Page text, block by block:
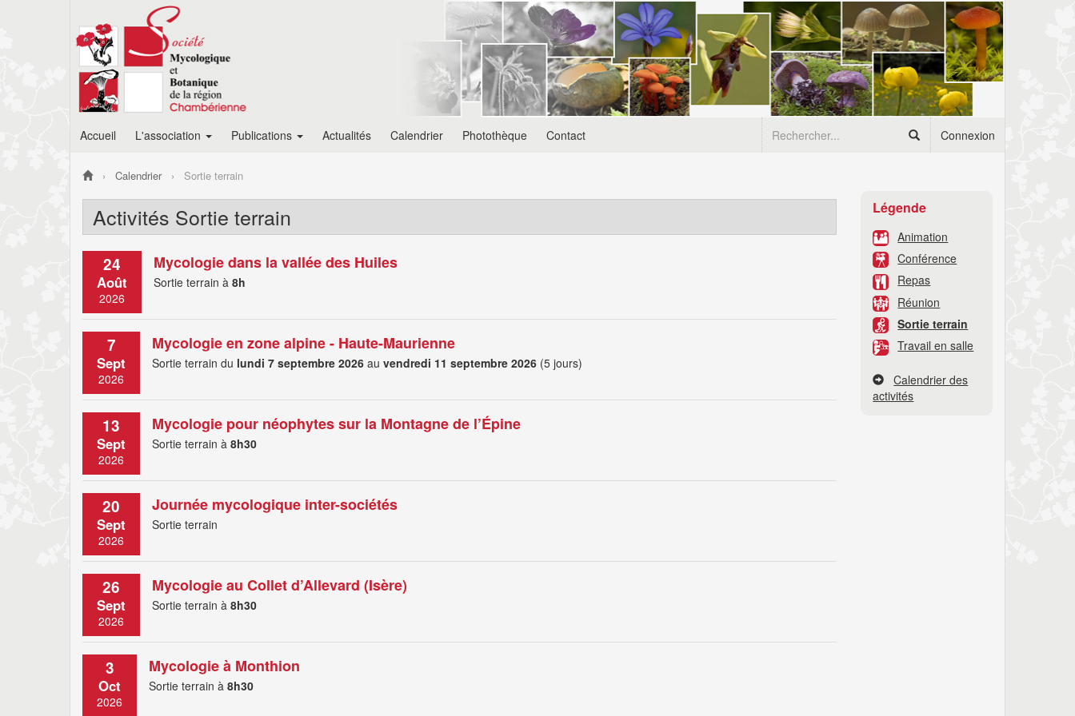
Accueil L'association Publications Actualités Calendrier Photothèque Contact Connexion
Calendrier Sortie terrain
Activités Sortie terrain
24
Août
2026
Mycologie dans la vallée des Huiles
Sortie terrain à 8h
7
Sept
2026
Mycologie en zone alpine - Haute-Maurienne
Sortie terrain du lundi 7 septembre 2026 au vendredi 11 septembre 2026 (5 jours)
13
Sept
2026
Mycologie pour néophytes sur la Montagne de l’Épine
Sortie terrain à 8h30
20
Sept
2026
Journée mycologique inter-sociétés
Sortie terrain
26
Sept
2026
Mycologie au Collet d’Allevard (Isère)
Sortie terrain à 8h30
3
Oct
2026
Mycologie à Monthion
Sortie terrain à 8h30
Légende
Animation
Conférence
Repas
Réunion
Sortie terrain
Travail en salle
Calendrier des
activités